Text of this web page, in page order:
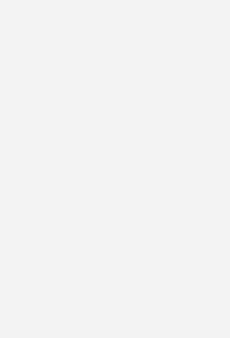
„Wärmebrückenplaner“
von 2D-Wärmebrücken im Rahmen von
Für Feuchteanalysen zu Tauwasseranfall
Bauteiltemperaturen an beliebigen
werden. Die